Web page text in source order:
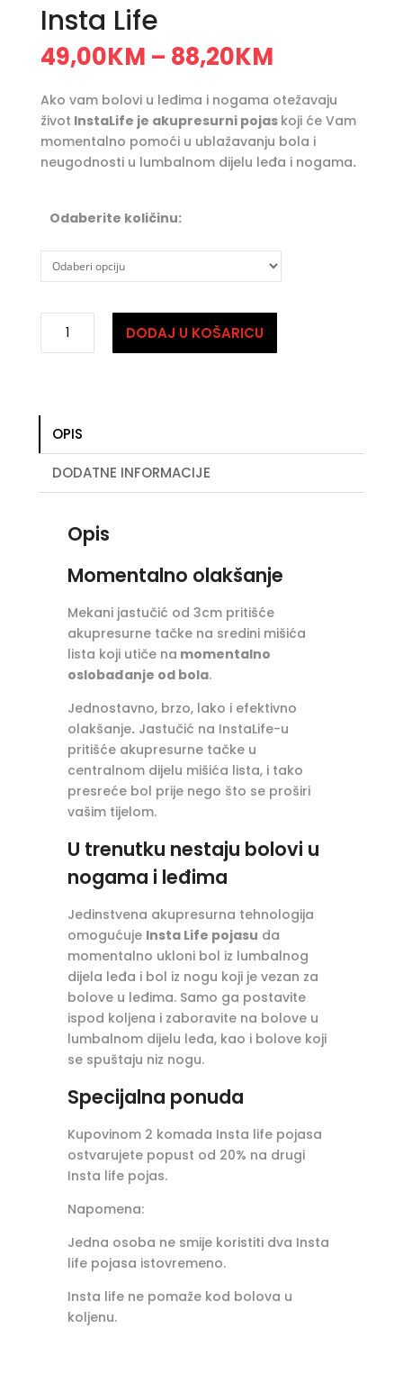
Insta Life
49,00KM – 88,20KM
Ako vam bolovi u leđima i nogama otežavaju
život InstaLife je akupresurni pojas koji će Vam
momentalno pomoći u ublažavanju bola i
neugodnosti u lumbalnom dijelu leđa i nogama.
Odaberite količinu:
DODAJ U KOŠARICU
OPIS
DODATNE INFORMACIJE
Opis
Momentalno olakšanje
Mekani jastučić od 3cm pritišće
akupresurne tačke na sredini mišića
lista koji utiče na momentalno
oslobađanje od bola.
Jednostavno, brzo, lako i efektivno
olakšanje.Jastučić na InstaLife-u
pritišće akupresurne tačke u
centralnom dijelu mišića lista, i tako
presreće bol prije nego što se proširi
vašim tijelom.
U trenutku nestaju bolovi u
nogama i leđima
Jedinstvena akupresurna tehnologija
omogućuje Insta Life pojasu da
momentalno ukloni bol iz lumbalnog
dijela leđa i bol iz nogu koji je vezan za
bolove u leđima. Samo ga postavite
ispod koljena i zaboravite na bolove u
lumbalnom dijelu leđa, kao i bolove koji
se spuštaju niz nogu.
Specijalna ponuda
Kupovinom 2 komada Insta life pojasa
ostvarujete popust od 20% na drugi
Insta life pojas.
Napomena:
Jedna osoba ne smije koristiti dva Insta
life pojasa istovremeno.
Insta life ne pomaže kod bolova u
koljenu.